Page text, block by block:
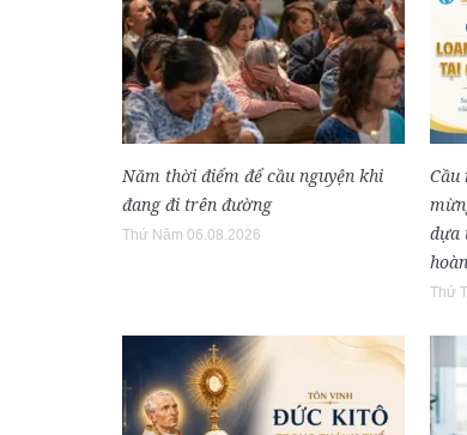
Năm thời điểm để cầu nguyện khi
đang đi trên đường
Thứ Năm 06.08.2026
Cầu
dựa
Thứ